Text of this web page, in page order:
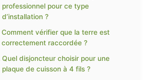
professionnel pour ce type
d’installation ?
Comment vérifier que la terre est
correctement raccordée ?
Quel disjoncteur choisir pour une
plaque de cuisson à 4 fils ?